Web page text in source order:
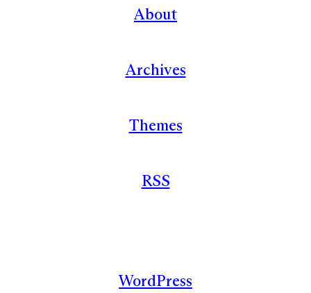
About
Archives
Themes
RSS
WordPress